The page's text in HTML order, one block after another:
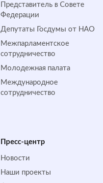
Представитель в Совете
Федерации
Депутаты Госдумы от НАО
Межпарламентское
сотрудничество
Молодежная палата
Международное
сотрудничество
Пресс-центр
Новости
Наши проекты